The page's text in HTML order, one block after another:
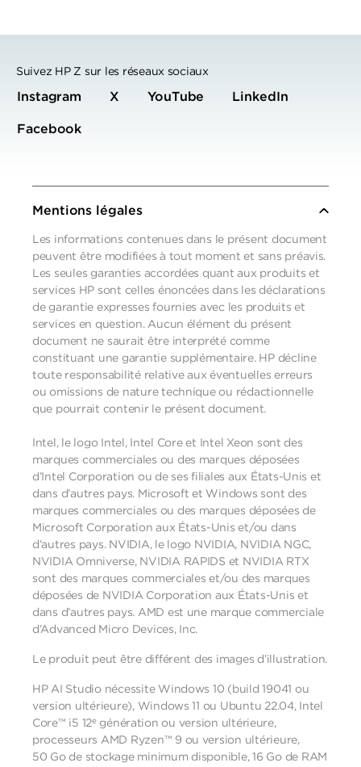
Suivez HP Z sur les réseaux sociaux
Instagram X YouTube LinkedIn
Facebook
Mentions légales
Les informations contenues dans le présent document
peuvent être modifiées à tout moment et sans préavis.
Les seules garanties accordées quant aux produits et
services HP sont celles énoncées dans les déclarations
de garantie expresses fournies avec les produits et
services en question. Aucun élément du présent
document ne saurait être interprété comme
constituant une garantie supplémentaire. HP décline
toute responsabilité relative aux éventuelles erreurs
ou omissions de nature technique ou rédactionnelle
que pourrait contenir le présent document.
Intel, le logo Intel, Intel Core et Intel Xeon sont des
marques commerciales ou des marques déposées
d’Intel Corporation ou de ses filiales aux États-Unis et
dans d’autres pays. Microsoft et Windows sont des
marques commerciales ou des marques déposées de
Microsoft Corporation aux États-Unis et/ou dans
d’autres pays. NVIDIA, le logo NVIDIA, NVIDIA NGC,
NVIDIA Omniverse, NVIDIA RAPIDS et NVIDIA RTX
sont des marques commerciales et/ou des marques
déposées de NVIDIA Corporation aux États-Unis et
dans d’autres pays. AMD est une marque commerciale
d’Advanced Micro Devices, Inc.
Le produit peut être différent des images d’illustration.
HP AI Studio nécessite Windows 10 (build 19041 ou
version ultérieure), Windows 11 ou Ubuntu 22.04, Intel
Core™ i5 12egénération ou version ultérieure,
processeurs AMD Ryzen™ 9 ou version ultérieure,
50 Go de stockage minimum disponible, 16 Go de RAM